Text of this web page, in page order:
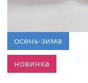
осень-зима
новинка